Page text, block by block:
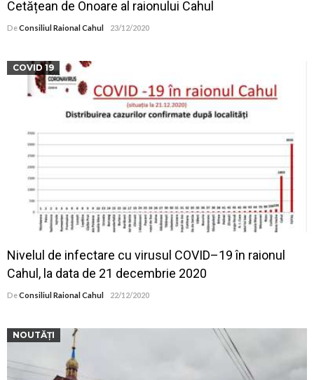
Cetățean de Onoare al raionului Cahul
DeConsiliul Raional Cahul 23/12/2020
COVID 19
Nivelul de infectare cu virusul COVID–19 în raionul
Cahul, la data de 21 decembrie 2020
DeConsiliul Raional Cahul 22/12/2020
NOUTĂȚI